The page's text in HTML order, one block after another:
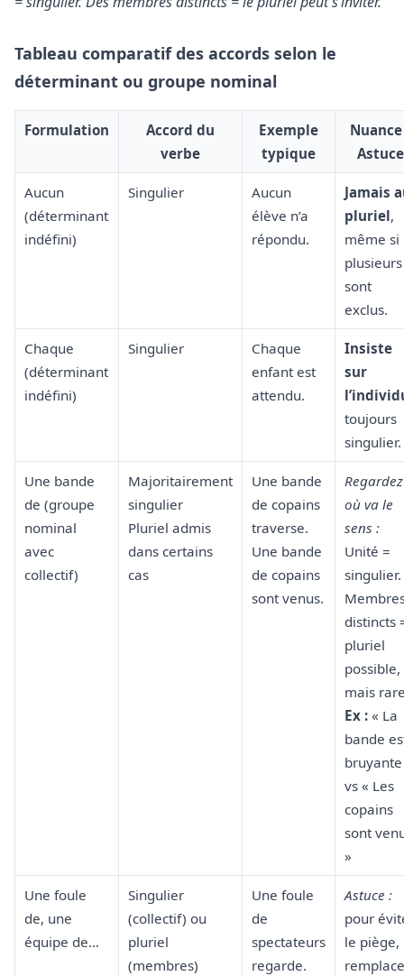
Tableau comparatif des accords selon le
déterminant ou groupe nominal
Formulation
Accord du
verbe
Exemple
typique
Astuce
Aucun
(déterminant
indéfini)
Singulier
Aucun
élève n’a
répondu.
Jamais
pluriel,
même si
plusieurs
sont
exclus.
Chaque
(déterminant
indéfini)
Singulier
Chaque
enfant est
attendu.
Insiste
sur
toujours
singulier.
Une bande
de (groupe
nominal
avec
collectif)
Majoritairement
singulier
Pluriel admis
dans certains
cas
Une bande
de copains
traverse.
Une bande
de copains
sont venus.
Regardez
où va le
sens :
Unité =
singulier.
distincts
pluriel
possible,
mais
Ex :« La
bande
bruyante
vs « Les
copains
sont
»
Une foule
de, une
équipe de…
Singulier
(collectif) ou
pluriel
(membres)
Une foule
de
spectateurs
regarde.
Astuce :
pour
le piège,